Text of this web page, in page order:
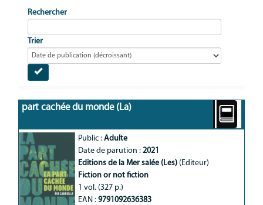
Rechercher
Trier
part cachée du monde (La)
Public : Adulte
Date de parution : 2021
Editions de la Mer salée (Les) (Editeur)
Fiction or not fiction
1 vol. (327 p.)
EAN : 9791092636383